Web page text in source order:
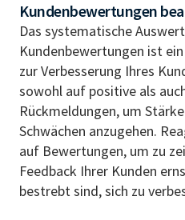
Kundenbewertungen
Das systematische
Kundenbewertungen ist
zur Verbesserung Ihres
sowohl auf positive als
Rückmeldungen, um
Schwächen anzugehen.
auf Bewertungen, um zu
Feedback Ihrer Kunden
bestrebt sind, sich zu